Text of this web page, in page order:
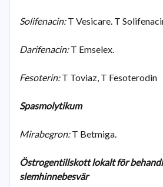
Solifenacin:T Vesicare. T
Darifenacin:T Emselex.
Fesoterin:T Toviaz, T Fesoterodin
Spasmolytikum
Mirabegron:T Betmiga.
Östrogentillskott lokalt för
slemhinnebesvär